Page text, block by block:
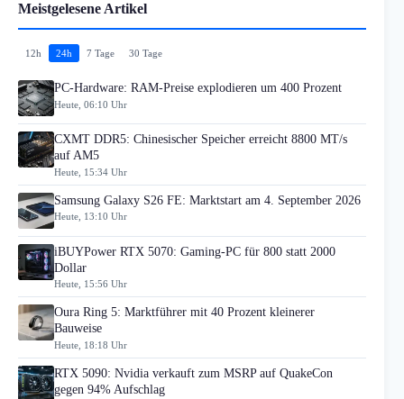
Meistgelesene Artikel
12h 24h 7 Tage 30 Tage
PC-Hardware: RAM-Preise explodieren um 400 Prozent
Heute, 06:10 Uhr
CXMT DDR5: Chinesischer Speicher erreicht 8800 MT/s
auf AM5
Heute, 15:34 Uhr
Samsung Galaxy S26 FE: Marktstart am 4. September 2026
Heute, 13:10 Uhr
iBUYPower RTX 5070: Gaming-PC für 800 statt 2000
Dollar
Heute, 15:56 Uhr
Oura Ring 5: Marktführer mit 40 Prozent kleinerer
Bauweise
Heute, 18:18 Uhr
RTX 5090: Nvidia verkauft zum MSRP auf QuakeCon
gegen 94% Aufschlag